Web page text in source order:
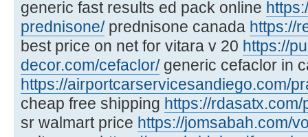
generic fast results ed pack online
prednisone/prednisone canada https://
best price on net for vitara v 20 https://
decor.com/cefaclor/generic cefaclor in
https://airportcarservicesandiego.com/
cheap free shipping https://
sr walmart price https://jomsabah.com/